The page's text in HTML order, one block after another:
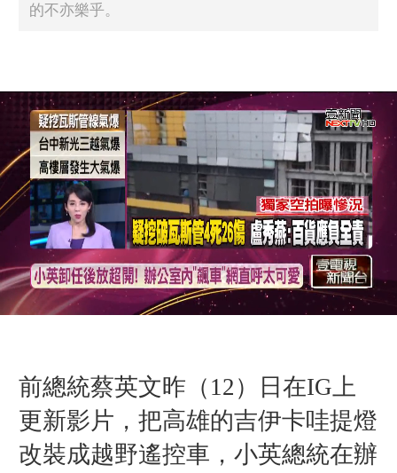
的不亦樂乎。
前總統蔡英文昨（12）日在IG上
更新影片，把高雄的吉伊卡哇提燈
改裝成越野遙控車，小英總統在辦